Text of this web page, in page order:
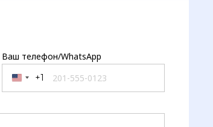
Ваш телефон/WhatsApp
United States +1
+1